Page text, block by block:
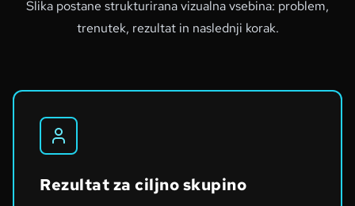
Slika postane strukturirana vizualna vsebina: problem,
trenutek, rezultat in naslednji korak.
Rezultat za ciljno skupino